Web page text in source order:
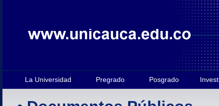
La Universidad Pregrado Posgrado